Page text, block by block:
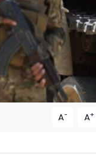
A- A+